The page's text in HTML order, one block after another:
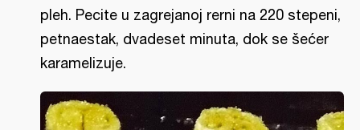
pleh. Pecite u zagrejanoj rerni na 220 stepeni,
petnaestak, dvadeset minuta, dok se šećer
karamelizuje.